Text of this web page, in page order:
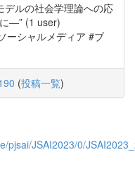
ルの社会学理論への応
—” (1 user)
ーシャルメディア #ブ
(投稿一覧)
pjsai/JSAI2023/0/